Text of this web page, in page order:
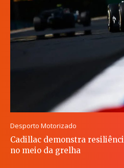
Desporto Motorizado
Cadillac demonstra
no meio da grelha